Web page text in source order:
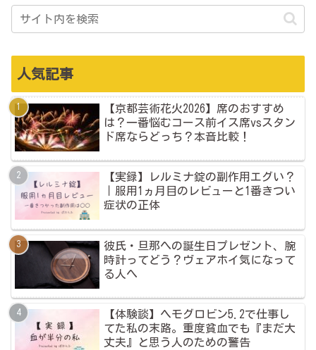
人気記事
【京都芸術花火2026】席のおすすめ
は？一番悩むコース前イス席vsスタン
ド席ならどっち？本音比較！
【実録】レルミナ錠の副作用エグい？
｜服用1ヵ月目のレビューと1番きつい
症状の正体
彼氏・旦那への誕生日プレゼント、腕
時計ってどう？ヴェアホイ気になって
る人へ
【体験談】ヘモグロビン5.2で仕事し
てた私の末路。重度貧血でも『まだ大
丈夫』と思う人のための警告